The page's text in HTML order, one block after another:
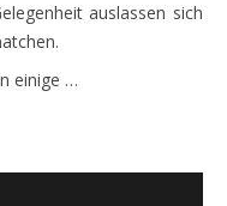
auslassen sich
einige …